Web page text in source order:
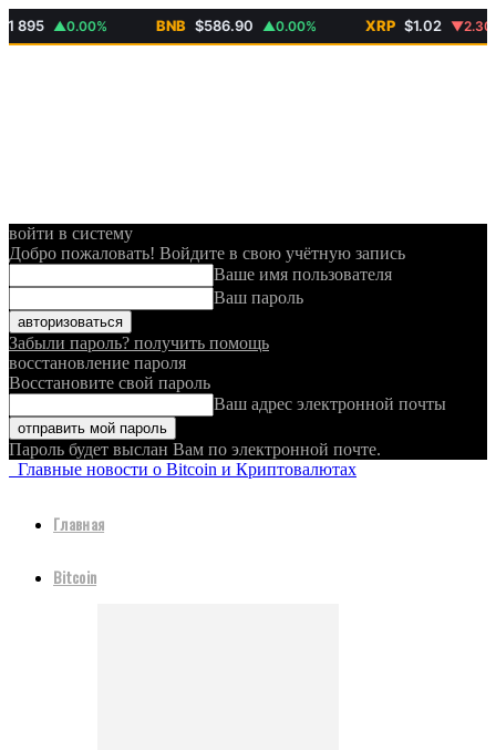
▲0.00% $586.90 ▲0.00% $1.02 ▼2.30%
войти в систему
Добро пожаловать! Войдите в свою учётную запись
Ваше имя пользователя
Ваш пароль
Забыли пароль? получить помощь
восстановление пароля
Восстановите свой пароль
Ваш адрес электронной почты
Пароль будет выслан Вам по электронной почте.
Главные новости о Bitcoin и Криптовалютах
Главная
Bitcoin